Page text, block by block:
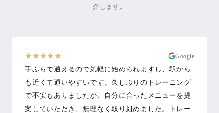
介します。
Google
手ぶらで通えるので気軽に始められますし、駅から
も近くて通いやすいです。久しぶりのトレーニング
で不安もありましたが、自分に合ったメニューを提
案していただき、無理なく取り組めました。トレー